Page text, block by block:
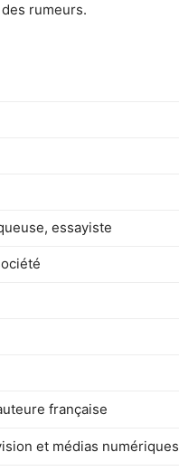
rumeurs.
essayiste
française
et médias numériques